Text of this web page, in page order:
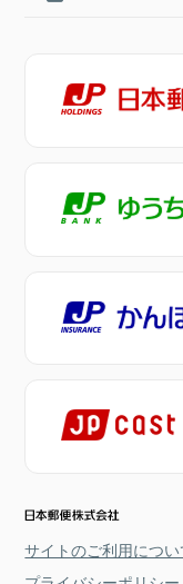
サイトのご利用につい